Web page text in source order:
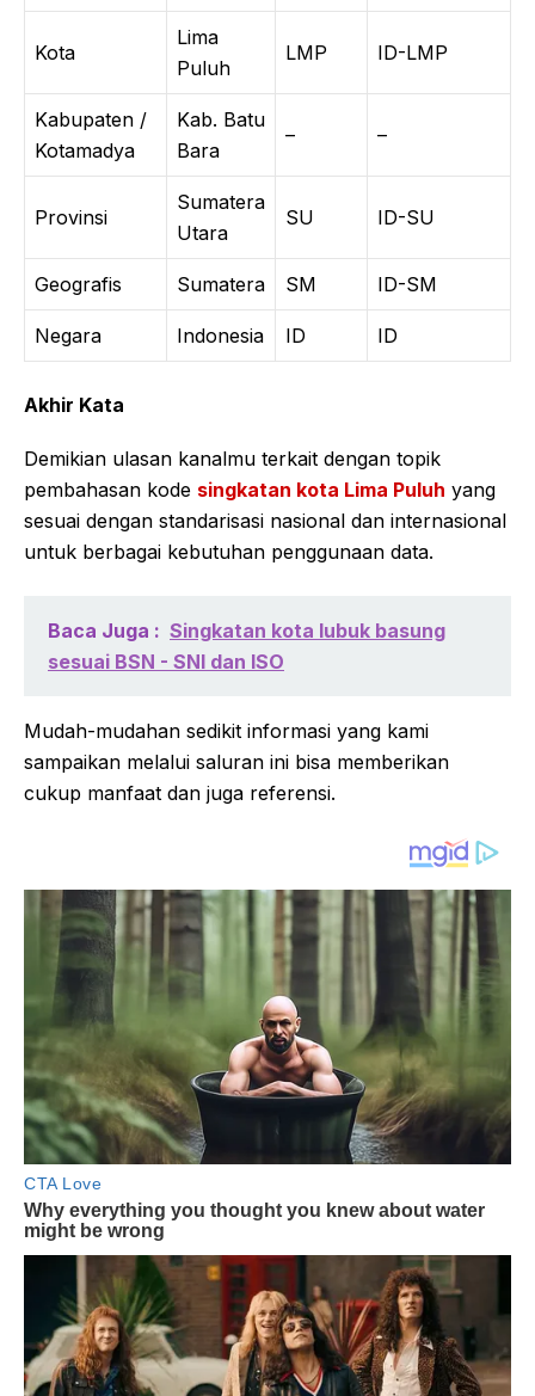
Kota
Lima
Puluh
LMP ID-LMP
Kabupaten /
Kotamadya
Kab. Batu
Bara
– –
Provinsi
Sumatera
Utara
SU ID-SU
Geografis Sumatera SM ID-SM
Negara Indonesia ID ID
Akhir Kata
Demikian ulasan kanalmu terkait dengan topik
pembahasan kode singkatan kota Lima Puluh yang
sesuai dengan standarisasi nasional dan internasional
untuk berbagai kebutuhan penggunaan data.
Baca Juga : Singkatan kota lubuk basung
sesuai BSN - SNI dan ISO
Mudah-mudahan sedikit informasi yang kami
sampaikan melalui saluran ini bisa memberikan
cukup manfaat dan juga referensi.